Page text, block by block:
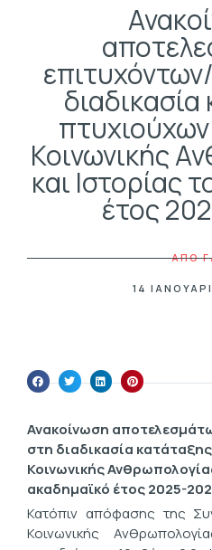
Κοινωνικής
και Ιστορίας
έτος
ΑΠΟ
14
Ανακοίνωση
στη διαδικασία
Κοινωνικής
ακαδημαϊκό έτος 2025-
Κατόπιν απόφασης της
Κοινωνικής